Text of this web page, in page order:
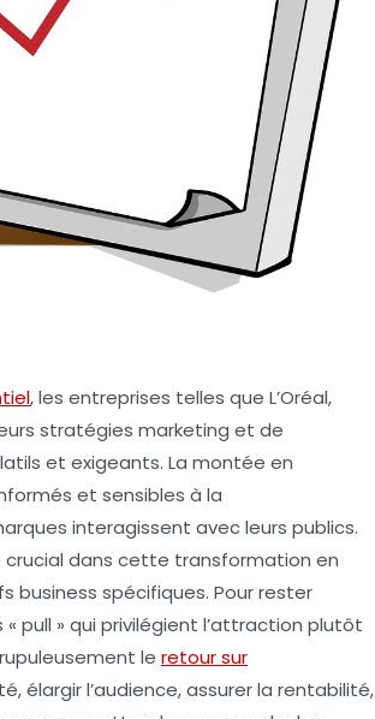
, les entreprises telles que L’Oréal,
stratégies marketing et de
et exigeants. La montée en
et sensibles à la
interagissent avec leurs publics.
crucial dans cette transformation en
spécifiques. Pour rester
pull » qui privilégient l’attraction plutôt
le retour sur
élargir l’audience, assurer la rentabilité,